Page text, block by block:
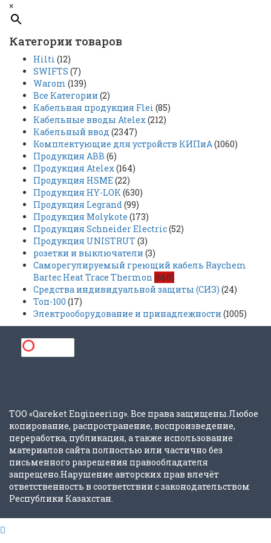
×
Категории товаров
Hilti (12)
SWIFTS (7)
Warom (139)
Все Категории (2)
Кабельная продукция Flei (85)
Кабельные вводы Atelex (212)
Кабельный ввод (2347)
Комплектующие для устройств КИПиА (1060)
Продукция ABB (6)
Продукция Atelex (164)
Продукция HSME(22)
Продукция HY-LOK (630)
Продукция Legrand (99)
Продукция Molykote (173)
Продукция Schneider Electric(52)
Продукция UNISTRUT (3)
розетки и выключатели (3)
Саморегулируемый греющий кабель Raychem
Bartec Heat Trace Thermon (668)
Средства индивидуальной защиты (СИЗ) (24)
Топ-100 (17)
Электрооборудование и принадлежности (1005)
ТОО «Qareket Engineering». Все права защищены.Любое
копирование, распространение, воспроизведение,
переработка, публикация, а также использование
материалов сайта полностью или частично без
письменного разрешения правообладателя
запрещено.Нарушение авторских прав влечёт
ответственность в соответствии с законодательством
Республики Казахстан.